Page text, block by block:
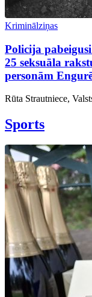
Kriminālziņas
Policija
25 seksuāla
personām
Rūta Strautniece,
Sports